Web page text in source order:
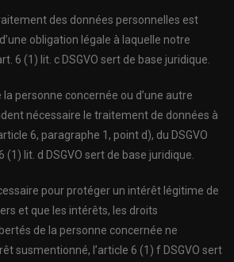
des données personnelles est
obligation légale à laquelle notre
6 (1) lit. c DSGVO sert de base juridique.
personne concernée ou d’une autre
nécessaire le traitement de données à
6, paragraphe 1, point d), du DSGVO
lit. d DSGVO sert de base juridique.
pour protéger un intérêt légitime de
et que les intérêts, les droits
de la personne concernée ne
susmentionné, l’article 6 (1) f DSGVO sert